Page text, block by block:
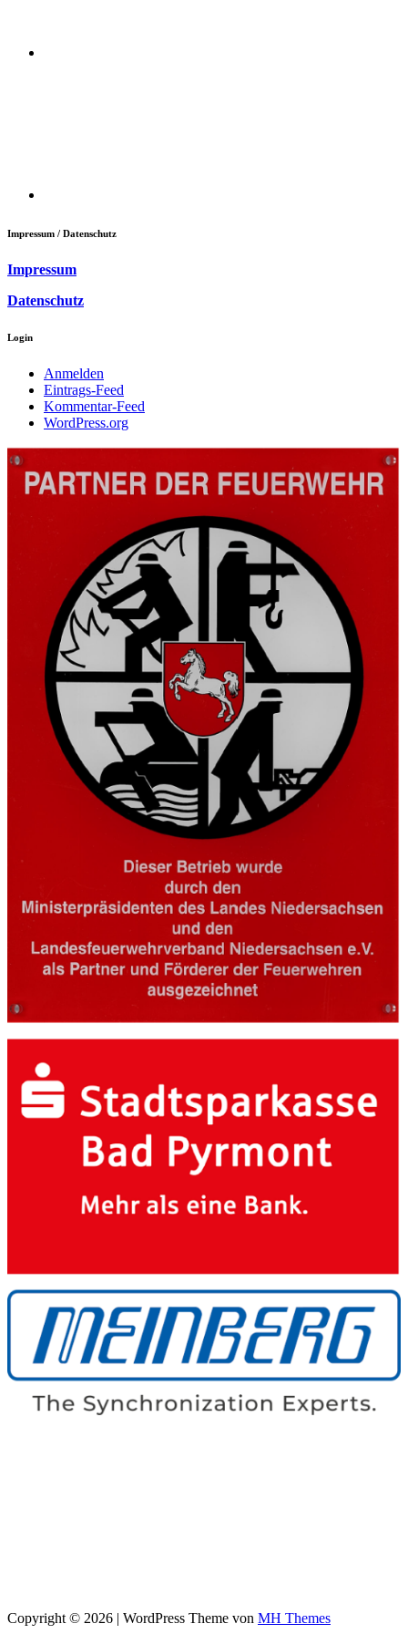
Impressum / Datenschutz
Impressum
Datenschutz
Login
Anmelden
Eintrags-Feed
Kommentar-Feed
WordPress.org
Copyright © 2026 | WordPress Theme von MH Themes